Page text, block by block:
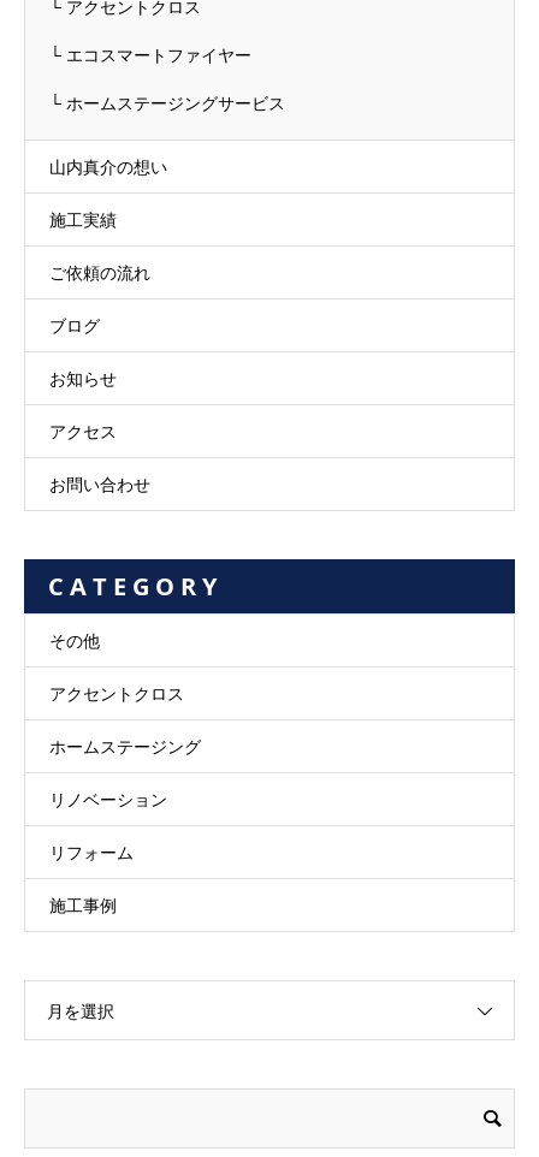
└ アクセントクロス
└ エコスマートファイヤー
└ ホームステージングサービス
山内真介の想い
施工実績
ご依頼の流れ
ブログ
お知らせ
アクセス
お問い合わせ
C A T E G O R Y
その他
アクセントクロス
ホームステージング
リノベーション
リフォーム
施工事例
月を選択